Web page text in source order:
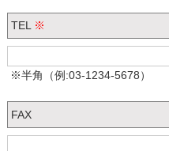
TEL ※
※半角（例:03-1234-5678）
FAX